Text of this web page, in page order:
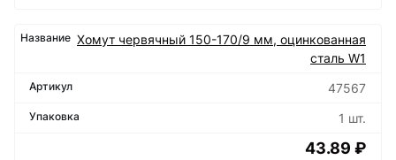
Хомут червячный 150-170/9 мм, оцинкованная
сталь W1
47567
1 шт.
43.89 ₽